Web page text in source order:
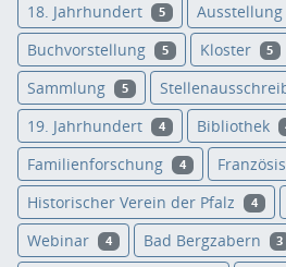
18. Jahrhundert 5 Ausstellung
Buchvorstellung 5 Kloster 5
Sammlung 5
19. Jahrhundert 4 Bibliothek
Familienforschung 4
Historischer Verein der Pfalz 4
Webinar 4 Bad Bergzabern 3